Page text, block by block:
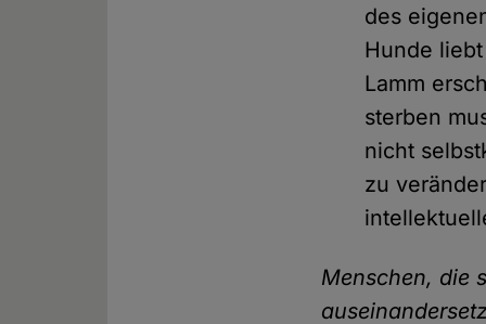
des
Hunde
Lamm
sterben
nicht
zu
Menschen, die